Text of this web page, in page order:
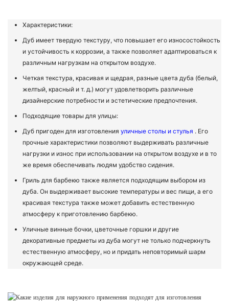
Характеристики:
Дуб имеет твердую текстуру, что повышает его износостойкость
и устойчивость к коррозии, а также позволяет адаптироваться к
различным нагрузкам на открытом воздухе.
Четкая текстура, красивая и щедрая, разные цвета дуба (белый,
желтый, красный и т. д.) могут удовлетворить различные
дизайнерские потребности и эстетические предпочтения.
Подходящие товары для улицы:
Дуб пригоден для изготовленияуличные столы и стулья . Его
прочные характеристики позволяют выдерживать различные
нагрузки и износ при использовании на открытом воздухе и в то
же время обеспечивать людям удобство сидения.
Гриль для барбекю также является подходящим выбором из
дуба. Он выдерживает высокие температуры и вес пищи, а его
красивая текстура также может добавить естественную
атмосферу к приготовлению барбекю.
Уличные винные бочки, цветочные горшки и другие
декоративные предметы из дуба могут не только подчеркнуть
естественную атмосферу, но и придать неповторимый шарм
окружающей среде.